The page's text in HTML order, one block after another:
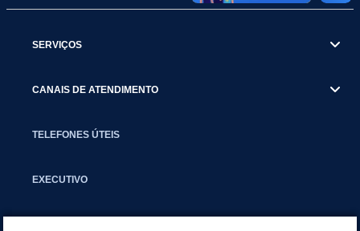
SERVIÇOS
CANAIS DE ATENDIMENTO
TELEFONES ÚTEIS
EXECUTIVO